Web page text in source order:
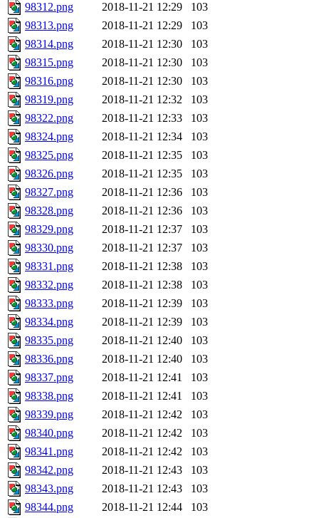
98312.png
2018-11-21 12:29
103
98313.png
2018-11-21 12:29
103
98314.png
2018-11-21 12:30
103
98315.png
2018-11-21 12:30
103
98316.png
2018-11-21 12:30
103
98319.png
2018-11-21 12:32
103
98322.png
2018-11-21 12:33
103
98324.png
2018-11-21 12:34
103
98325.png
2018-11-21 12:35
103
98326.png
2018-11-21 12:35
103
98327.png
2018-11-21 12:36
103
98328.png
2018-11-21 12:36
103
98329.png
2018-11-21 12:37
103
98330.png
2018-11-21 12:37
103
98331.png
2018-11-21 12:38
103
98332.png
2018-11-21 12:38
103
98333.png
2018-11-21 12:39
103
98334.png
2018-11-21 12:39
103
98335.png
2018-11-21 12:40
103
98336.png
2018-11-21 12:40
103
98337.png
2018-11-21 12:41
103
98338.png
2018-11-21 12:41
103
98339.png
2018-11-21 12:42
103
98340.png
2018-11-21 12:42
103
98341.png
2018-11-21 12:42
103
98342.png
2018-11-21 12:43
103
98343.png
2018-11-21 12:43
103
98344.png
2018-11-21 12:44
103